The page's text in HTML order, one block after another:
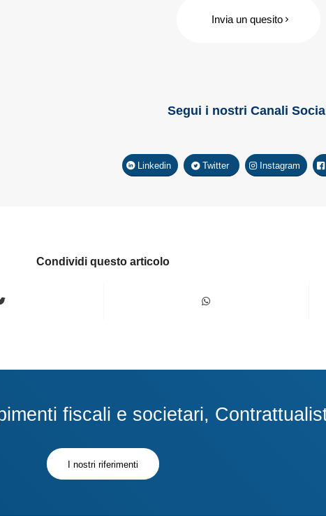
Invia un quesito
Segui i nostri Canali Social
Linkedin Twitter Instagram
Condividi questo articolo
fiscali e societari,
I nostri riferimenti